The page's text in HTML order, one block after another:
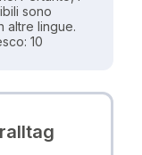
sono
altre lingue.
10